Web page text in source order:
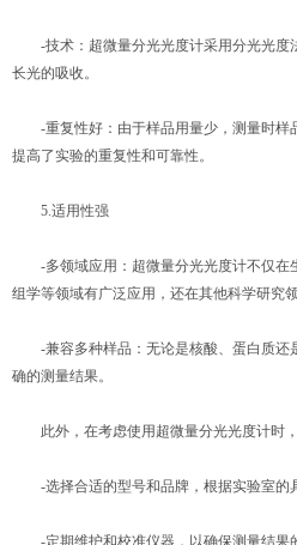
-技术：超微量分光光度计采用分光光度
长光的吸收。
-重复性好：由于样品用量少，测量时样
提高了实验的重复性和可靠性。
5.适用性强
-多领域应用：超微量分光光度计不仅在
组学等领域有广泛应用，还在其他科学研究
-兼容多种样品：无论是核酸、蛋白质还
确的测量结果。
此外，在考虑使用超微量分光光度计时，
-选择合适的型号和品牌，根据实验室的
-定期维护和校准仪器，以确保测量结果